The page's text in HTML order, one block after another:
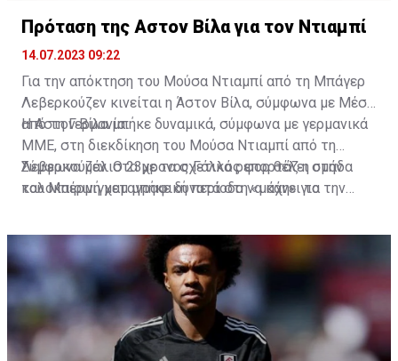
Πρόταση της Αστον Βίλα για τον Ντιαμπί
14.07.2023 09:22
Για την απόκτηση του Μούσα Ντιαμπί από τη Μπάγερ
Λεβερκούζεν κινείται η Άστον Βίλα, σύμφωνα με Μέσα
από τη Γερμανία.
Η Αστον Βίλα μπήκε δυναμικά, σύμφωνα με γερμανικά
ΜΜΕ, στη διεκδίκηση του Μούσα Ντιαμπί από τη
Λεβερκούζεν. Ο 23χρονος Γάλλος φορ θέλει στην
καλοκαιρινή μεταγραφική περίοδο να κάνει το
Σύμφωνα μάλιστα με τα σχετικά ρεπορτάζ η ομάδα
του Μπέρμιγχαμ μπήκε δυνατά στη «μάχη» για την
γερμανική ομάδα είναι έτοιμη ν' αποδεχθεί την
πρόταση, με τον ίδιο τον Ντιαμπί να έχει πρόταση από
τους «χωριάτες» για τετραετές συμβόλαιο
συνεργασίας.